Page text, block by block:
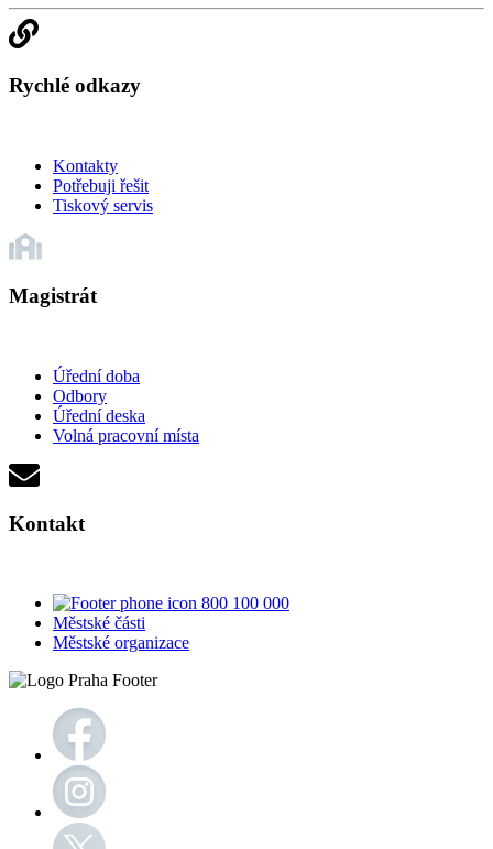
Rychlé odkazy
Kontakty
Potřebuji řešit
Tiskový servis
Magistrát
Úřední doba
Odbory
Úřední deska
Volná pracovní místa
Kontakt
800 100 000
Městské části
Městské organizace